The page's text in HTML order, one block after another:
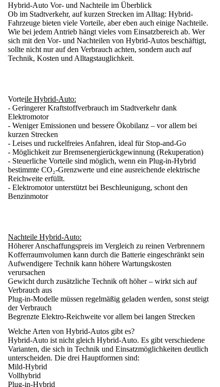
Hybrid-Auto Vor- und Nachteile im Überblick
Ob im Stadtverkehr, auf kurzen Strecken im Alltag: Hybrid-
Fahrzeuge bieten viele Vorteile, aber eben auch einige Nachteile.
Wie bei jedem Antrieb hängt vieles vom Einsatzbereich ab. Wer
sich mit den Vor- und Nachteilen von Hybrid-Autos beschäftigt,
sollte nicht nur auf den Verbrauch achten, sondern auch auf
Technik, Kosten und Alltagstauglichkeit.
Vorteile Hybrid-Auto:
- Geringerer Kraftstoffverbrauch im Stadtverkehr dank
Elektromotor
- Weniger Emissionen und bessere Ökobilanz – vor allem bei
kurzen Strecken
- Leises und ruckelfreies Anfahren, ideal für Stop-and-Go
- Möglichkeit zur Bremsenergierückgewinnung (Rekuperation)
- Steuerliche Vorteile sind möglich, wenn ein Plug-in-Hybrid
bestimmte CO₂-Grenzwerte und eine ausreichende elektrische
Reichweite erfüllt.
- Elektromotor unterstützt bei Beschleunigung, schont den
Benzinmotor
Nachteile Hybrid-Auto:
Höherer Anschaffungspreis im Vergleich zu reinen Verbrennern
Kofferraumvolumen kann durch die Batterie eingeschränkt sein
Aufwendigere Technik kann höhere Wartungskosten
verursachen
Gewicht durch zusätzliche Technik oft höher – wirkt sich auf
Verbrauch aus
Plug-in-Modelle müssen regelmäßig geladen werden, sonst steigt
der Verbrauch
Begrenzte Elektro-Reichweite vor allem bei langen Strecken
Welche Arten von Hybrid-Autos gibt es?
Hybrid-Auto ist nicht gleich Hybrid-Auto. Es gibt verschiedene
Varianten, die sich in Technik und Einsatzmöglichkeiten deutlich
unterscheiden. Die drei Hauptformen sind:
Mild-Hybrid
Vollhybrid
Plug-in-Hybrid